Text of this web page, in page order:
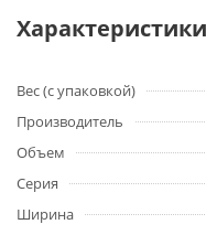
Характеристики
Вес (с упаковкой)
Производитель
Объем
Серия
Ширина